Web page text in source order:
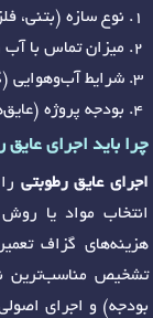
نوع سازه (بتنی،
میزان تماس با
شرایط آب‌وهوایی
بودجه پروژه
چرا باید اجرای
اجرای عایق رطوبتی
انتخاب مواد یا
هزینه‌های گزاف
تشخیص مناسب‌ترین
بودجه) و اجرای